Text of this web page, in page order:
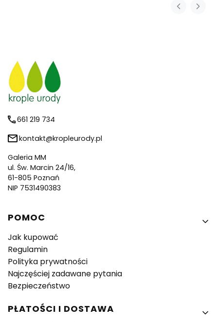
661 219 734
kontakt@kropleurody.pl
Galeria MM
ul. Św. Marcin 24/16,
61-805 Poznań
NIP 7531490383
Linki w stopce
POMOC
Jak kupować
Regulamin
Polityka prywatności
Najczęściej zadawane pytania
Bezpieczeństwo
PŁATOŚCI I DOSTAWA